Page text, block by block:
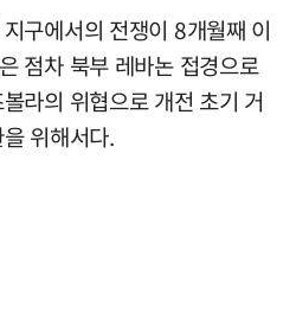
구에서의 전쟁이 8개월째 이
점차 북부 레바논 접경으로
라의 위협으로 개전 초기 거
위해서다.